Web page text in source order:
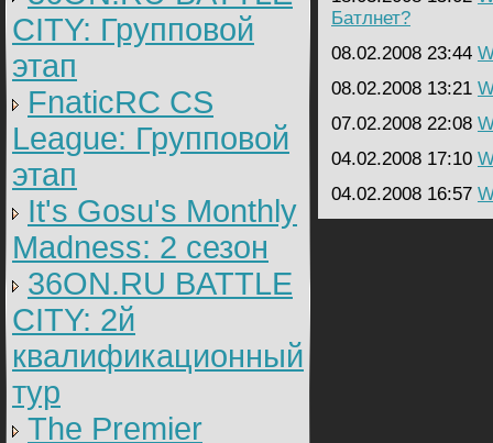
CITY: Групповой
этап
FnaticRC CS
League: Групповой
этап
It's Gosu's Monthly
Madness: 2 сезон
36ON.RU BATTLE
CITY: 2й
квалификационный
тур
The Premier
Батлнет?
08.02.2008 23:44
08.02.2008 13:21
07.02.2008 22:08
04.02.2008 17:10
04.02.2008 16:57